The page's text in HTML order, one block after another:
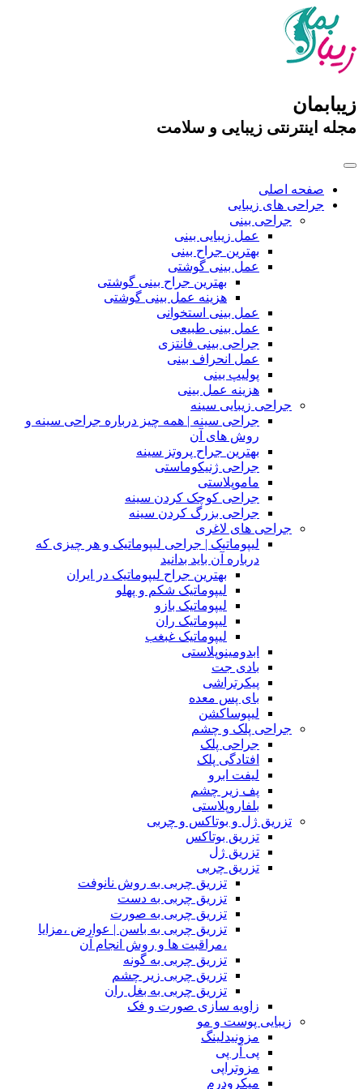
زیبابمان
مجله اینترنتی زیبایی و سلامت
صفحه اصلی
جراحی های زیبایی
جراحی بینی
عمل زیبایی بینی
بهترین جراح بینی
عمل بینی گوشتی
بهترین جراح بینی گوشتی
هزینه عمل بینی گوشتی
عمل بینی استخوانی
عمل بینی طبیعی
جراحی بینی فانتزی
عمل انحراف بینی
پولیپ بینی
هزینه عمل بینی
جراحی زیبایی سینه
جراحی سینه | همه چیز درباره جراحی سینه و
روش های آن
بهترین جراح پروتز سینه
جراحی ژنیکوماستی
ماموپلاستی
جراحی کوچک کردن سینه
جراحی بزرگ کردن سینه
جراحی های لاغری
لیپوماتیک | جراحی لیپوماتیک و هر چیزی که
درباره آن باید بدانید
بهترین جراح لیپوماتیک در ایران
لیپوماتیک شکم و پهلو
لیپوماتیک بازو
لیپوماتیک ران
لیپوماتیک غبغب
ابدومینوپلاستی
بادی‌ جت
پیکرتراشی
بای پس معده
لیپوساکشن
جراحی پلک و چشم
جراحی پلک
افتادگی پلک
لیفت ابرو
پف زیر چشم
بلفاروپلاستی
تزریق ژل و بوتاکس و چربی
تزریق بوتاکس
تزریق ژل
تزریق چربی
تزریق چربی به روش نانوفت
تزریق چربی به دست
تزریق چربی به صورت
تزریق چربی به باسن | عوارض ،مزایا
،مراقبت ها و روش انجام آن
تزریق چربی به گونه
تزریق چربی زیر چشم
تزریق چربی به بغل ران
زاویه سازی صورت و فک
زیبایی پوست و مو
مزونیدلینگ
پی آر پی
مزوتراپی
میکرودرم